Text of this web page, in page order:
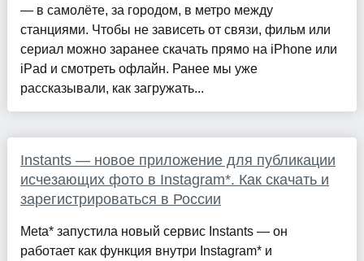
— в самолёте, за городом, в метро между
станциями. Чтобы не зависеть от связи, фильм или
сериал можно заранее скачать прямо на iPhone или
iPad и смотреть офлайн. Ранее мы уже
рассказывали, как загружать...
Instants — новое приложение для публикации
исчезающих фото в Instagram*. Как скачать и
зарегистрироваться в России
Meta* запустила новый сервис Instants — он
работает как функция внутри Instagram* и